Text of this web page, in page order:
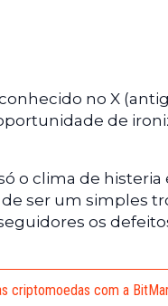
no X
de
o clima de
ser um simples
os
criptomoedas com a